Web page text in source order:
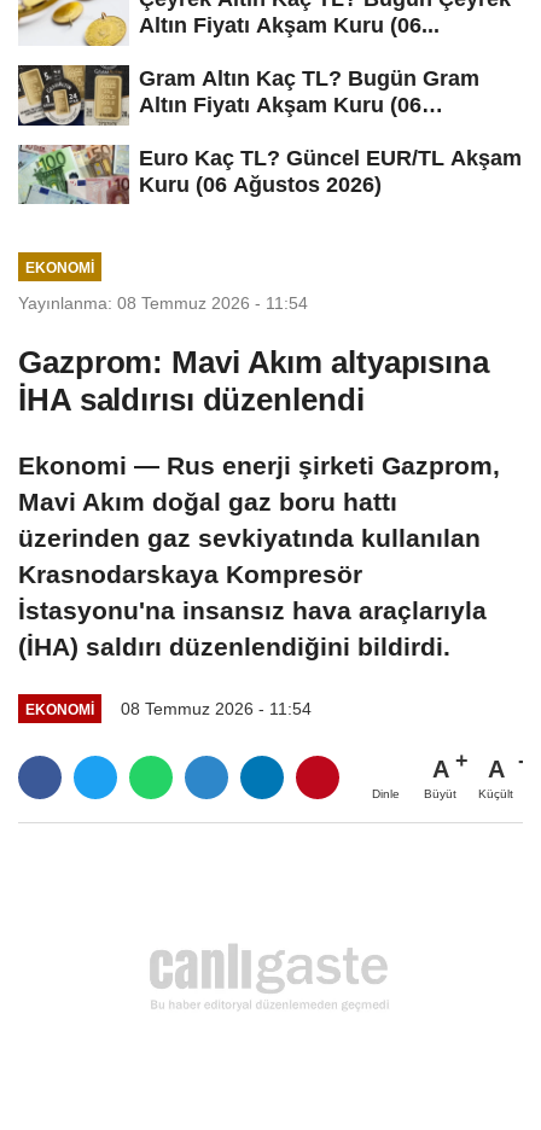
Altın Fiyatı Akşam Kuru (06...
Gram Altın Kaç TL? Bugün Gram
Altın Fiyatı Akşam Kuru (06
Euro Kaç TL? Güncel EUR/TL Akşam
Kuru (06 Ağustos 2026)
EKONOMI
Yayınlanma: 08 Temmuz 2026 - 11:54
Gazprom: Mavi Akım altyapısına
İHA saldırısı düzenlendi
Ekonomi — Rus enerji şirketi Gazprom,
Mavi Akım doğal gaz boru hattı
üzerinden gaz sevkiyatında kullanılan
Krasnodarskaya Kompresör
İstasyonu'na insansız hava araçlarıyla
(İHA) saldırı düzenlendiğini bildirdi.
EKONOMI 08 Temmuz 2026 - 11:54
Dinle
A
Büyüt
A
Küçült